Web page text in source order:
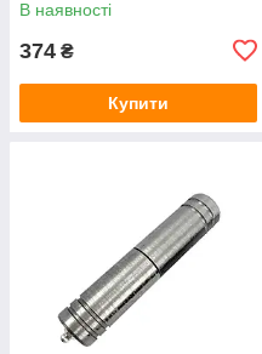
В наявності
374 ₴
Купити